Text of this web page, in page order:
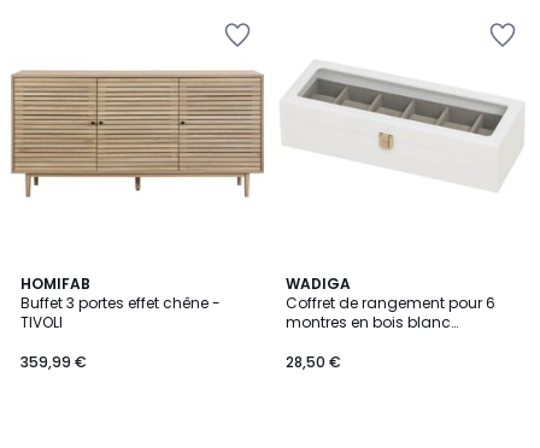
HOMIFAB
Buffet 3 portes effet chêne -
TIVOLI
359,99 €
WADIGA
Coffret de rangement pour 6
montres en bois blanc
28,50 €